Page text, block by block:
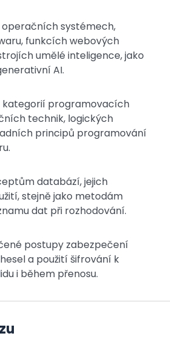
operačních systémech,
funkcích webových
umělé inteligence, jako
AI.
kategorií programovacích
technik, logických
principů programování
databází, jejich
stejně jako metodám
dat při rozhodování.
postupy zabezpečení
a použití šifrování k
i během přenosu.